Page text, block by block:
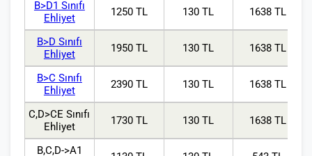
B>D1 Sınıfı
Ehliyet
1250 TL 130 TL 1638 TL
B>D Sınıfı
Ehliyet
1950 TL 130 TL 1638 TL
B>C Sınıfı
Ehliyet
2390 TL 130 TL 1638 TL
C,D>CE Sınıfı
Ehliyet
1730 TL 130 TL 1638 TL
B,C,D->A1